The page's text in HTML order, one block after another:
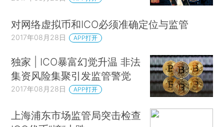
对网络虚拟币和ICO必须准确定位与监管
2017年08月28日 APP打开
独家 | ICO暴富幻觉升温 非法
集资风险集聚引发监管警觉
2017年08月28日 APP打开
上海浦东市场监管局突击检查